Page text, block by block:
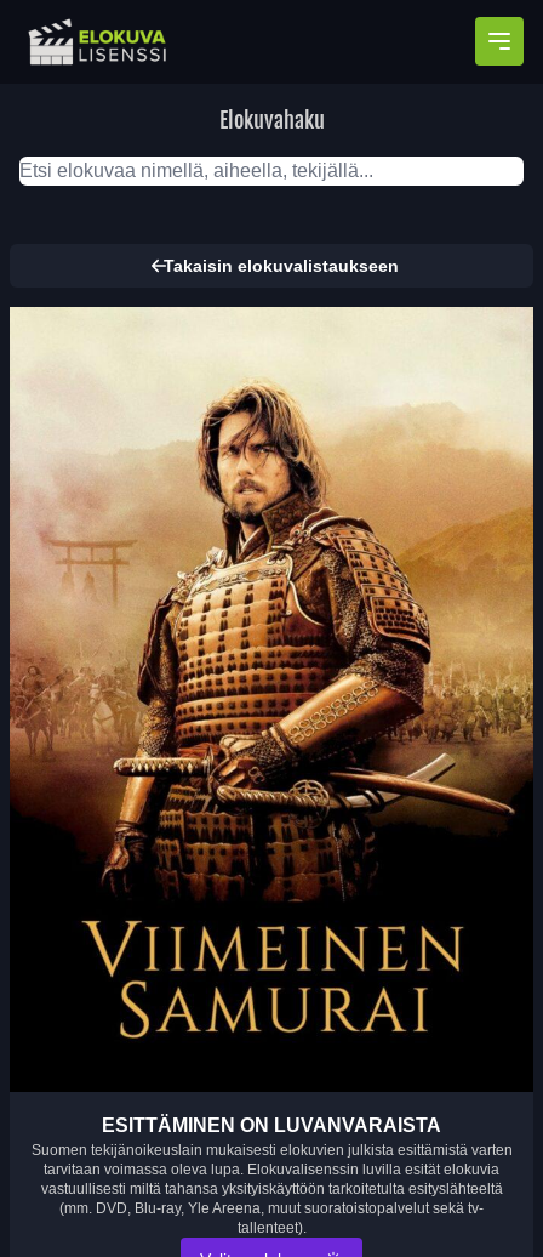
Elokuvahaku
Takaisin elokuvalistaukseen
ESITTÄMINEN ON LUVANVARAISTA
Suomen tekijänoikeuslain mukaisesti elokuvien julkista esittämistä varten
tarvitaan voimassa oleva lupa. Elokuvalisenssin luvilla esität elokuvia
vastuullisesti miltä tahansa yksityiskäyttöön tarkoitetulta esityslähteeltä
(mm. DVD, Blu-ray, Yle Areena, muut suoratoistopalvelut sekä tv-
tallenteet).